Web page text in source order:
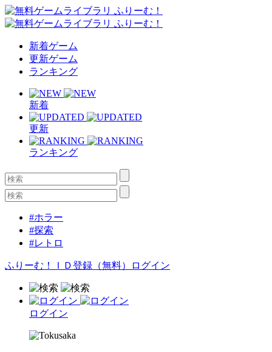
新着ゲーム
更新ゲーム
ランキング
新着
更新
ランキング
#ホラー
#探索
#レトロ
ふりーむ！ＩＤ登録（無料） ログイン
ログイン